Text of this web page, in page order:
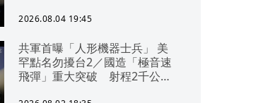
2026.08.04 19:45
共軍首曝「人形機器士兵」 美
罕點名勿擾台2／國造「極音速
飛彈」重大突破 射程2千公里